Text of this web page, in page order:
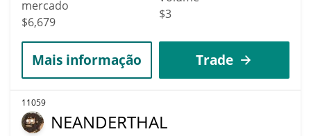
mercado
$6,679
$3
Mais informação Trade
11059
NEANDERTHAL